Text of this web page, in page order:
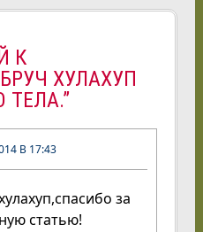
К
ХУЛАХУП
ТЕЛА.”
В 17:43
за
статью!